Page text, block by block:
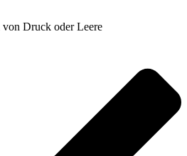
Druck oder Leere